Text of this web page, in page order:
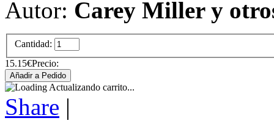
Autor: Carey Miller y
Cantidad:
15.15€Precio:
Actualizando carrito...
Share |